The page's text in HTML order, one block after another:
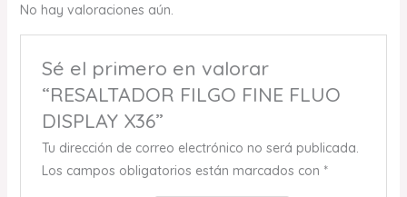
No hay valoraciones aún.
Sé el primero en valorar
“RESALTADOR FILGO FINE FLUO
DISPLAY X36”
Tu dirección de correo electrónico no será publicada.
Los campos obligatorios están marcados con *